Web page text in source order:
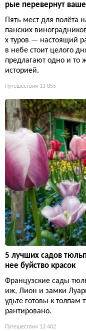
рые перевернут
Пять мест для
панских
х туров — настоящий
в небе стоит целого
предлагают одно и
историей.
Путешествия 13 055
5 лучших садов
нее буйство красок
Французские сады
иж, Лион и замки
удьте готовы к толпам
рантировано.
Путешествия 13 402